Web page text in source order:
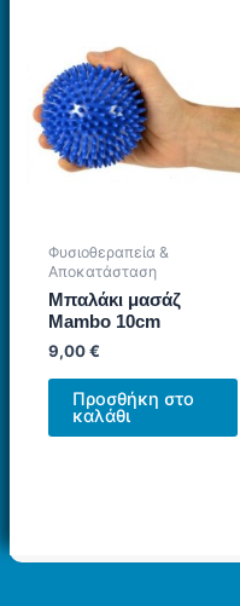
Φυσιοθεραπεία &
Αποκατάσταση
Μπαλάκι μασάζ
Mambo 10cm
9,00€
Προσθήκη στο
καλάθι